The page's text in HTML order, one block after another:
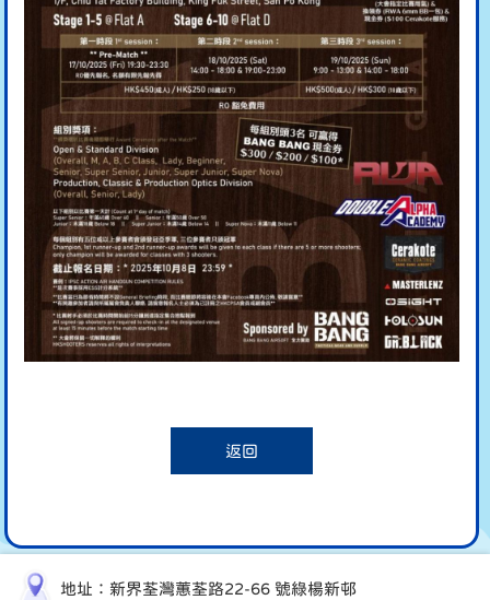
返回
地址：新界荃灣蕙荃路22-66 號綠楊新邨